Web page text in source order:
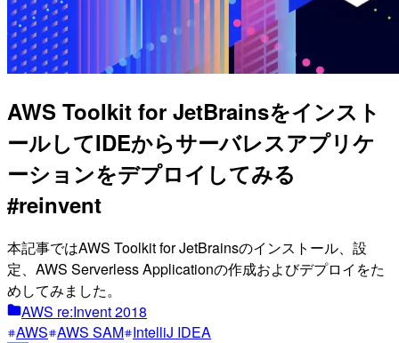
AWS Toolkit for JetBrainsをインスト
ールしてIDEからサーバレスアプリケ
ーションをデプロイしてみる
#reinvent
本記事ではAWS Toolkit for JetBrainsのインストール、設
定、AWS Serverless Applicationの作成およびデプロイをた
めしてみました。
AWS re:Invent 2018
AWS AWS SAM IntelliJ IDEA